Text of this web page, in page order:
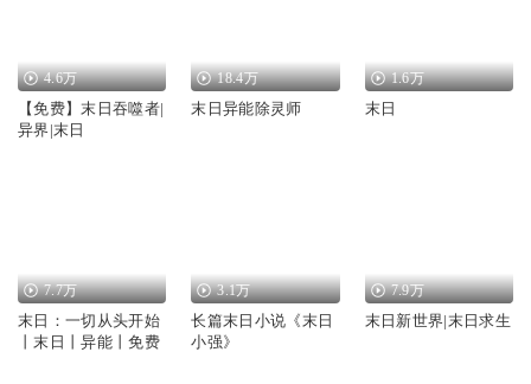
4.6万
【免费】末日吞噬者|
异界|末日
18.4万
末日异能除灵师
1.6万
末日
7.7万
末日：一切从头开始
丨末日丨异能丨免费
3.1万
长篇末日小说《末日
小强》
7.9万
末日新世界|末日求生